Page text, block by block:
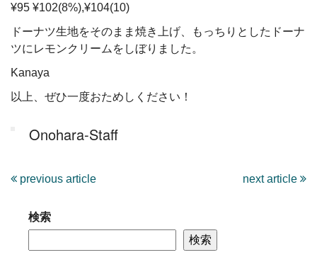
¥95 ¥102(8%),¥104(10)
ドーナツ生地をそのまま焼き上げ、もっちりとしたドーナ
ツにレモンクリームをしぼりました。
Kanaya
以上、ぜひ一度おためしください！
Onohara-Staff
previous article next article
検索
検索